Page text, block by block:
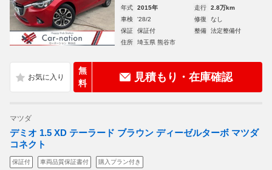
年式 2015年 走行
2.8万km
車検
'28/2 修復
なし
保証
保証付 整備
法定整備付
住所
埼玉県 熊谷市
無
料
見積もり・在庫確認
マツダ
デミオ 1.5 XD テーラード ブラウン ディーゼルターボ マツダ
コネクト
保証付 車両品質保証書付 購入プラン付き